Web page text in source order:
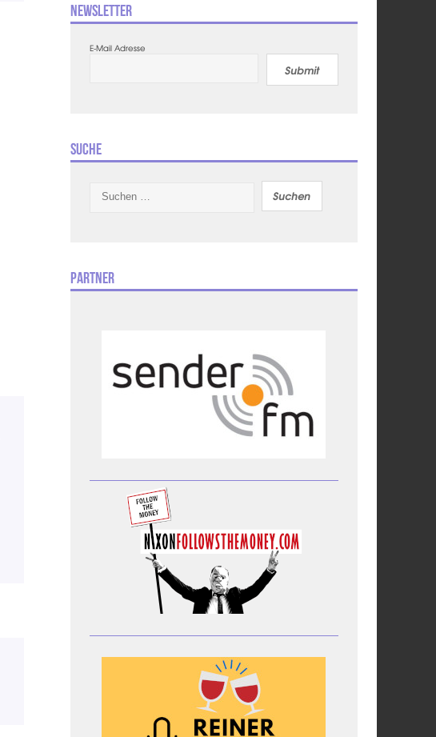
Newsletter
E-Mail Adresse
Submit
Suche
nach:
Partner